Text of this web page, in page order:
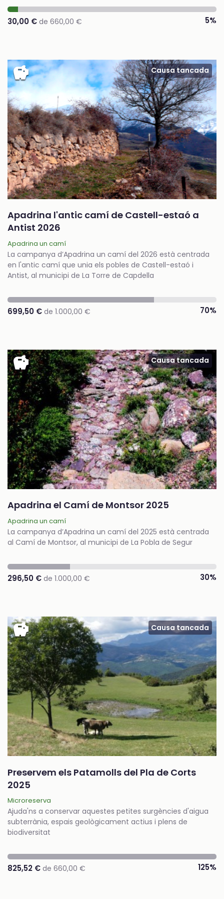
30,00 € de 660,00 € 5%
savings Causa tancada
Apadrina l'antic camí de Castell-estaó a
Antist 2026
Apadrina un camí
La campanya d’Apadrina un camí del 2026 està centrada
en l'antic camí que unia els pobles de Castell-estaó i
Antist, al municipi de La Torre de Capdella
699,50 € de 1.000,00 € 70%
savings Causa tancada
Apadrina el Camí de Montsor 2025
Apadrina un camí
La campanya d’Apadrina un camí del 2025 està centrada
al Camí de Montsor, al municipi de La Pobla de Segur
296,50 € de 1.000,00 € 30%
savings Causa tancada
Preservem els Patamolls del Pla de Corts
2025
Microreserva
Ajuda'ns a conservar aquestes petites surgències d'aigua
subterrània, espais geològicament actius i plens de
biodiversitat
825,52 € de 660,00 € 125%